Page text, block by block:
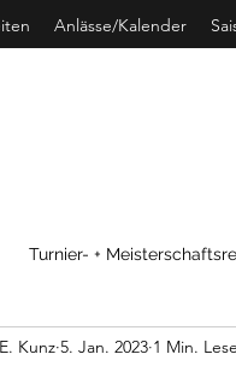
Anlässe/Kalender
Turnier- +
Kunz 5. Jan. 2023 1 Min.